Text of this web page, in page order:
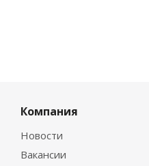
Компания
Новости
Вакансии